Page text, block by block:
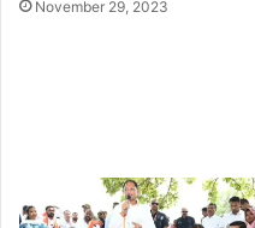
मा
बा
प
ग
November 29, 2023